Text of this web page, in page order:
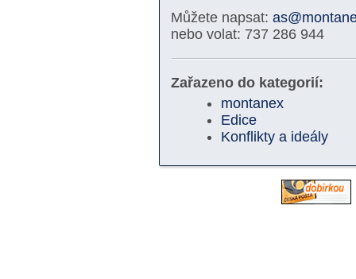
Můžete napsat:
nebo volat: 737 286 944
Zařazeno do kategorií:
montanex
Edice
Konflikty a ideály